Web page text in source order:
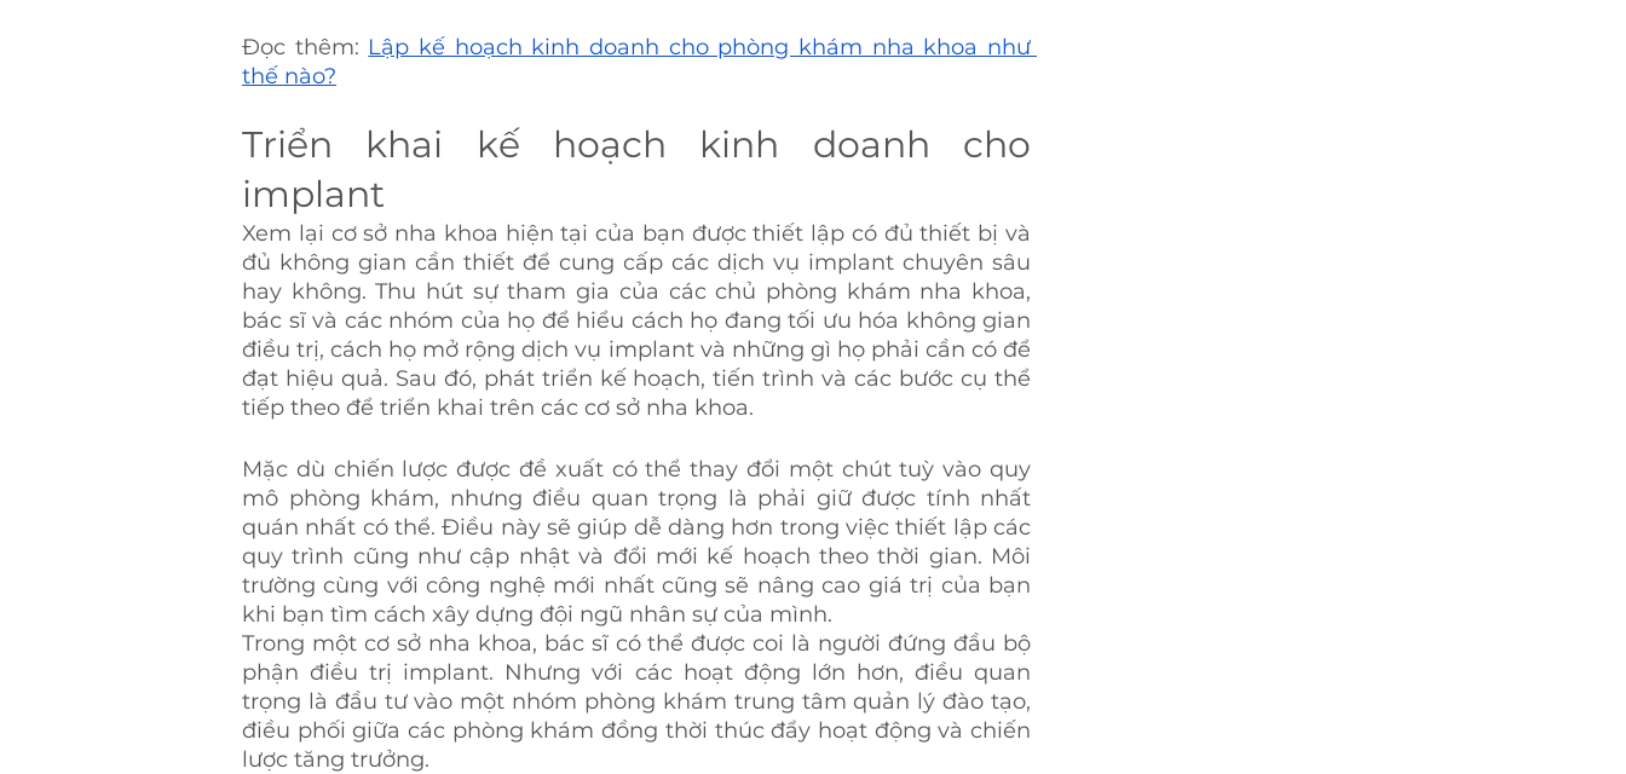
Đọc thêm: Lập kế hoạch kinh doanh cho phòng khám nha khoa như
thế nào?
Triển khai kế hoạch kinh doanh cho
implant
Xem lại cơ sở nha khoa hiện tại của bạn được thiết lập có đủ thiết bị và
đủ không gian cần thiết để cung cấp các dịch vụ implant chuyên sâu
hay không. Thu hút sự tham gia của các chủ phòng khám nha khoa,
bác sĩ và các nhóm của họ để hiểu cách họ đang tối ưu hóa không gian
điều trị, cách họ mở rộng dịch vụ implant và những gì họ phải cần có để
đạt hiệu quả. Sau đó, phát triển kế hoạch, tiến trình và các bước cụ thể
tiếp theo để triển khai trên các cơ sở nha khoa.
Mặc dù chiến lược được đề xuất có thể thay đổi một chút tuỳ vào quy
mô phòng khám, nhưng điều quan trọng là phải giữ được tính nhất
quán nhất có thể. Điều này sẽ giúp dễ dàng hơn trong việc thiết lập các
quy trình cũng như cập nhật và đổi mới kế hoạch theo thời gian. Môi
trường cùng với công nghệ mới nhất cũng sẽ nâng cao giá trị của bạn
khi bạn tìm cách xây dựng đội ngũ nhân sự của mình.
Trong một cơ sở nha khoa, bác sĩ có thể được coi là người đứng đầu bộ
phận điều trị implant. Nhưng với các hoạt động lớn hơn, điều quan
trọng là đầu tư vào một nhóm phòng khám trung tâm quản lý đào tạo,
điều phối giữa các phòng khám đồng thời thúc đẩy hoạt động và chiến
lược tăng trưởng.